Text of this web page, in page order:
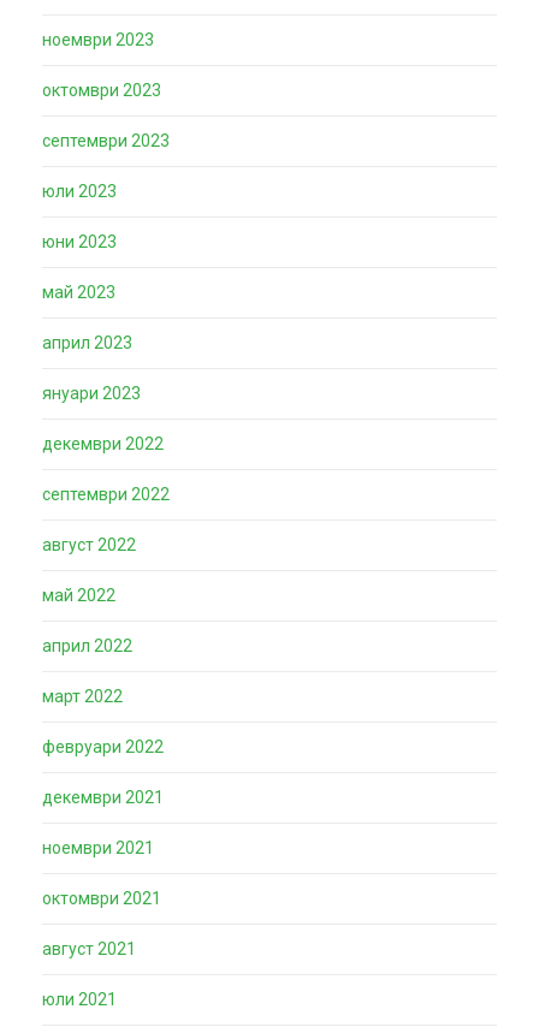
ноември 2023
октомври 2023
септември 2023
юли 2023
юни 2023
май 2023
април 2023
януари 2023
декември 2022
септември 2022
август 2022
май 2022
април 2022
март 2022
февруари 2022
декември 2021
ноември 2021
октомври 2021
август 2021
юли 2021